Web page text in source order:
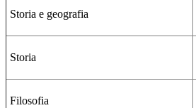
Storia e geografia
Storia
Filosofia